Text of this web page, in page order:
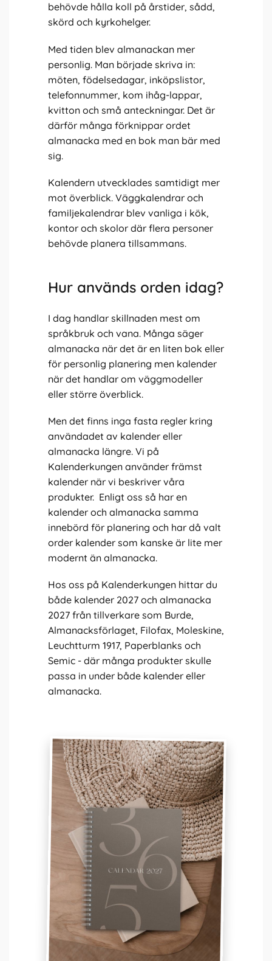
behövde hålla koll på årstider, sådd,
skörd och kyrkohelger.
Med tiden blev almanackan mer
personlig. Man började skriva in:
möten, födelsedagar, inköpslistor,
telefonnummer, kom ihåg-lappar,
kvitton och små anteckningar. Det är
därför många förknippar ordet
almanacka med en bok man bär med
sig.
Kalendern utvecklades samtidigt mer
mot överblick. Väggkalendrar och
familjekalendrar blev vanliga i kök,
kontor och skolor där flera personer
behövde planera tillsammans.
Hur används orden idag?
I dag handlar skillnaden mest om
språkbruk och vana. Många säger
almanacka när det är en liten bok eller
för personlig planering men kalender
när det handlar om väggmodeller
eller större överblick.
Men det finns inga fasta regler kring
användadet av kalender eller
almanacka längre. Vi på
Kalenderkungen använder främst
kalender när vi beskriver våra
produkter. Enligt oss så har en
kalender och almanacka samma
innebörd för planering och har då valt
order kalender som kanske är lite mer
modernt än almanacka.
Hos oss på Kalenderkungen hittar du
både kalender 2027 och almanacka
2027 från tillverkare som Burde,
Almanacksförlaget, Filofax, Moleskine,
Leuchtturm 1917, Paperblanks och
Semic - där många produkter skulle
passa in under både kalender eller
almanacka.